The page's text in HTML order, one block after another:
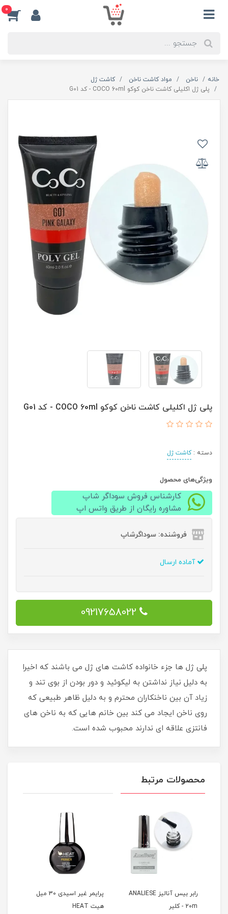
0
خانه ناخن مواد کاشت ناخن
کاشت ژل
پلی ژل اکلیلی کاشت ناخن کوکو COCO 60ml - کد G01
پلی ژل اکلیلی کاشت ناخن کوکو COCO 60ml - کد G01
دسته :کاشت ژل
ویژگی‌های محصول
کارشناس فروش سوداگر شاپ
مشاوره رایگان از طریق واتس اپ
فروشنده: سوداگرشاپ
آماده ارسال
09217658022
پلی ژل ها جزء خانواده کاشت های ژل می باشند که اخیرا
به دلیل نیاز نداشتن به لیکوئید و دور بودن از بوی تند و
زیاد آن بین ناخنکاران محترم و به دلیل ظاهر طبیعی که
روی ناخن ایجاد می کند بین خانم هایی که به ناخن های
فانتزی علاقه ای ندارند محبوب شده است.
محصولات مرتبط
رابر بیس آنالیز ANALIESE
20m - کلیر
پرایمر غیر اسیدی 30 میل
هیت HEAT